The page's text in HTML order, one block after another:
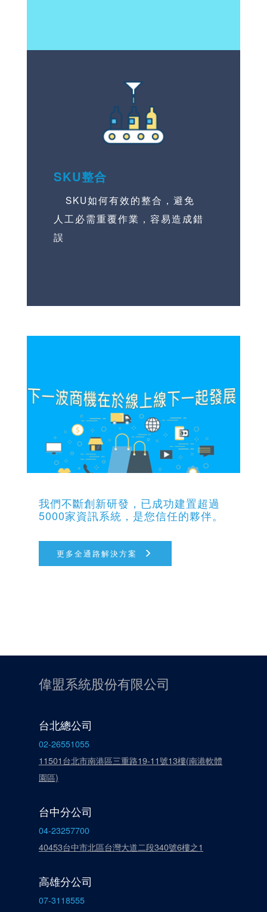
SKU整合
SKU如何有效的整合，避免
人工必需重覆作業，容易造成錯
誤
我們不斷創新研發，已成功建置超過
5000家資訊系統，是您信任的夥伴。
更多全通路解決方案
偉盟系統股份有限公司
台北總公司
02-26551055
11501台北市南港區三重路19-11號13樓(南港軟體
園區)
台中分公司
04-23257700
40453台中市北區台灣大道二段340號6樓之1
高雄分公司
07-3118555